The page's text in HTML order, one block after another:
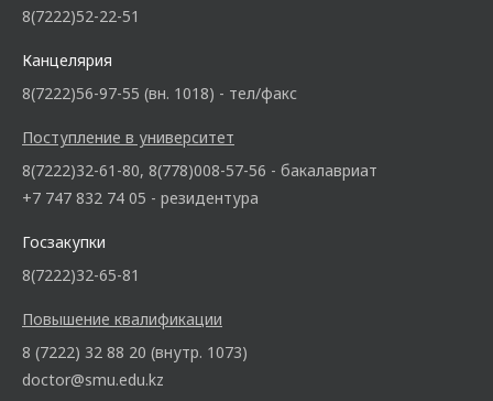
8(7222)52-22-51
Канцелярия
8(7222)56-97-55 (вн. 1018) - тел/факс
Поступление в университет
8(7222)32-61-80, 8(778)008-57-56 - бакалавриат
+7 747 832 74 05 - резидентура
Госзакупки
8(7222)32-65-81
Повышение квалификации
8 (7222) 32 88 20 (внутр. 1073)
doctor@smu.edu.kz